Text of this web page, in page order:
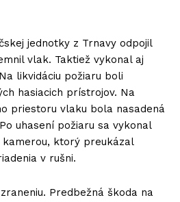
jednotky z Trnavy odpojil
vlak. Taktiež vykonal aj
likvidáciu požiaru boli
hasiacich prístrojov. Na
priestoru vlaku bola nasadená
uhasení požiaru sa vykonal
ktorý preukázal
v rušni.
Predbežná škoda na